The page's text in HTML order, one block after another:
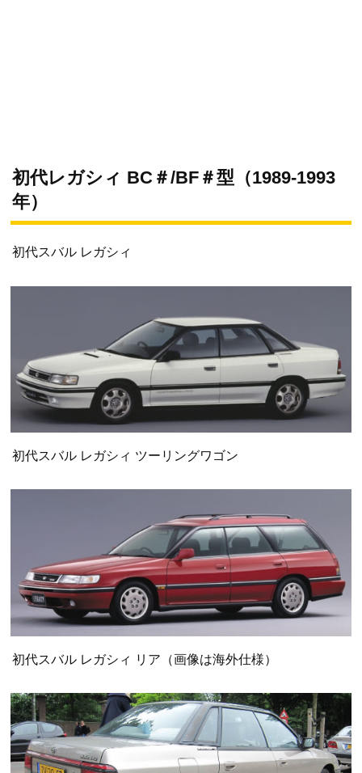
初代レガシィ BC＃/BF＃型（1989-1993
年）
初代スバル レガシィ
初代スバル レガシィ ツーリングワゴン
初代スバル レガシィ リア（画像は海外仕様）